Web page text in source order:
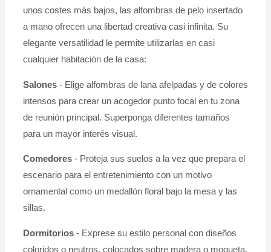
unos costes más bajos, las alfombras de pelo insertado
a mano ofrecen una libertad creativa casi infinita. Su
elegante versatilidad le permite utilizarlas en casi
cualquier habitación de la casa:
Salones- Elige alfombras de lana afelpadas y de colores
intensos para crear un acogedor punto focal en tu zona
de reunión principal. Superponga diferentes tamaños
para un mayor interés visual.
Comedores- Proteja sus suelos a la vez que prepara el
escenario para el entretenimiento con un motivo
ornamental como un medallón floral bajo la mesa y las
sillas.
Dormitorios- Exprese su estilo personal con diseños
coloridos o neutros, colocados sobre madera o moqueta.